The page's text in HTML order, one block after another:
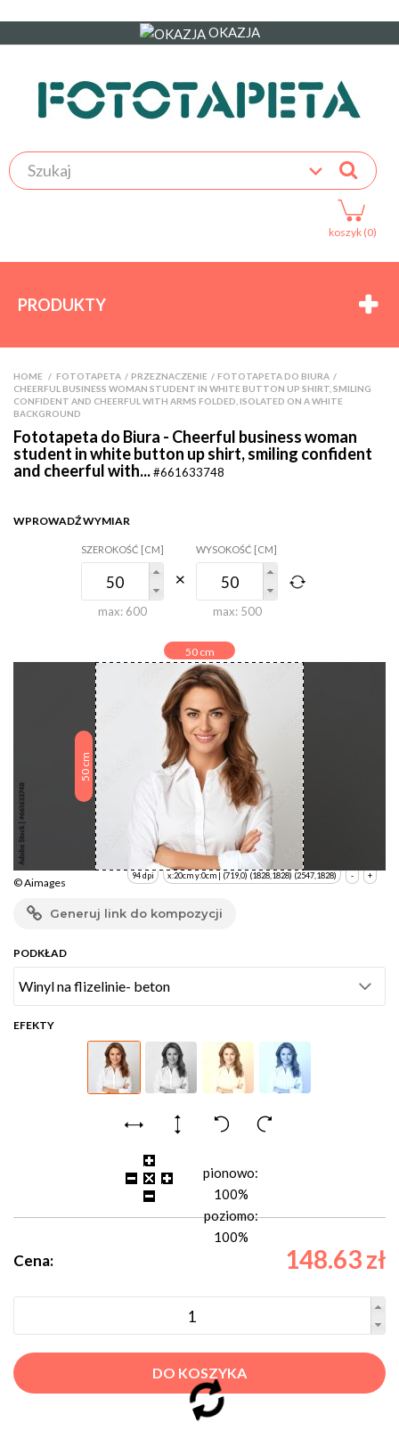
OKAZJA
koszyk (0)
PRODUKTY
HOME FOTOTAPETA >PRZEZNACZENIE >FOTOTAPETA DO BIURA
CHEERFUL BUSINESS WOMAN STUDENT IN WHITE BUTTON UP SHIRT, SMILING
CONFIDENT AND CHEERFUL WITH ARMS FOLDED, ISOLATED ON A WHITE
BACKGROUND
Fototapeta do Biura - Cheerful business woman
student in white button up shirt, smiling confident
and cheerful with...#661633748
50cm
50
cm
+
-
x:20cm y:0cm | (719,0) (1828,1828) (2547,1828)
94 dpi
© Aimages
Generuj link do kompozycji
WPROWADŹ WYMIAR
SZEROKOŚĆ [CM]
max: 600
WYSOKOŚĆ [CM]
max: 500
PODKŁAD
EFEKTY
pionowo:
100%
poziomo:
100%
Cena: 148.63 zł
DO KOSZYKA